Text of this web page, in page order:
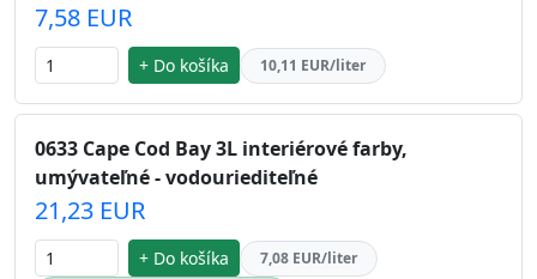
7,58 EUR
+ Do košíka 10,11 EUR/liter
0633 Cape Cod Bay 3L interiérové farby,
umývateľné - vodouriediteľné
21,23 EUR
+ Do košíka
7,08 EUR/liter